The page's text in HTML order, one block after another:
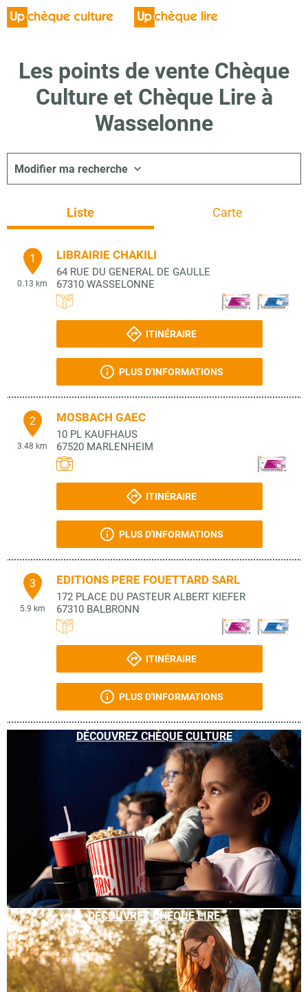
Les points de vente Chèque
Culture et Chèque Lire à
Wasselonne
Modifier ma recherche
Liste Carte
1
0.13 km
LIBRAIRIE CHAKILI
64 RUE DU GENERAL DE GAULLE
67310 WASSELONNE
ITINÉRAIRE
PLUS D'INFORMATIONS
2
3.48 km
MOSBACH GAEC
10 PL KAUFHAUS
67520 MARLENHEIM
ITINÉRAIRE
PLUS D'INFORMATIONS
3
5.9 km
EDITIONS PERE FOUETTARD SARL
172 PLACE DU PASTEUR ALBERT KIEFER
67310 BALBRONN
ITINÉRAIRE
PLUS D'INFORMATIONS
DÉCOUVREZ CHÈQUE CULTURE
DÉCOUVREZ CHÈQUE LIRE